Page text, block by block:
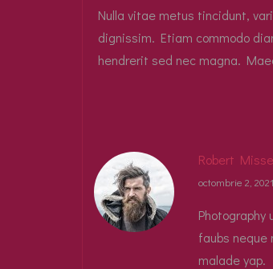
Nulla vitae metus tincidunt,
dignissim. Etiam commodo
hendrerit sed nec magna.
Robert Misse
octombrie 2, 2021
Photography
faubs
malade yap.